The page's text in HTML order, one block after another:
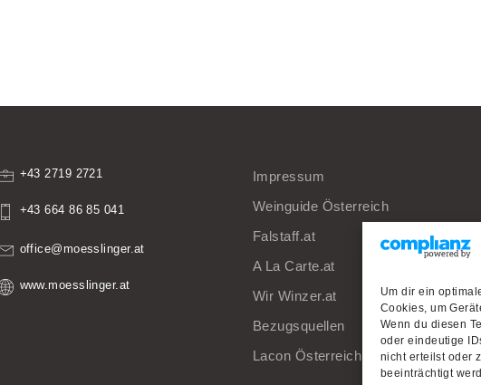
Um dir ein
Cookies, um
Wenn du diesen
oder eindeutige
nicht erteilst oder
beeinträchtigt
+43 2719 2721
+43 664 86 85 041
office@moesslinger.at
www.moesslinger.at
Impressum
Weinguide Österreich
Falstaff.at
A La Carte.at
Wir Winzer.at
Bezugsquellen
Lacon Österreich